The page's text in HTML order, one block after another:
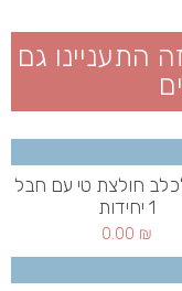
התעניינו גם
חולצת טי עם חבל
1 יחידות
0.00 ₪